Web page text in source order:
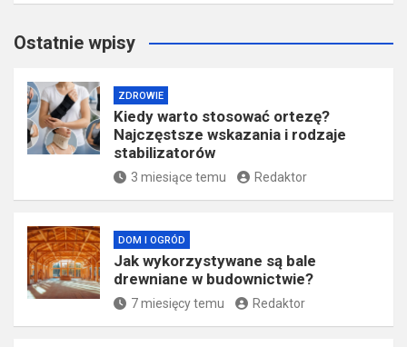
Ostatnie wpisy
Kiedy warto stosować ortezę?
Najczęstsze wskazania i rodzaje
stabilizatorów
3 miesiące temu Redaktor